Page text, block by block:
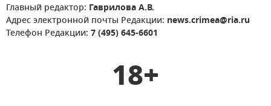
Главный редактор: Гаврилова А.В.
Адрес электронной почты Редакции: news.crimea@ria.ru
Телефон Редакции: 7 (495) 645-6601
18+